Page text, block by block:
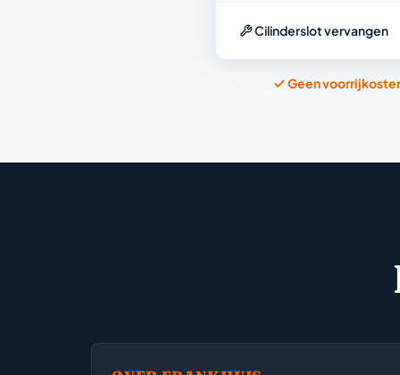
Cilinderslot vervangen
Geen